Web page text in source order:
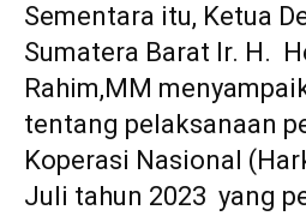
Sementara itu, Ketua
Sumatera Barat Ir. H.
Rahim,MM
tentang pelaksanaan
Koperasi Nasional
Juli tahun 2023 yang